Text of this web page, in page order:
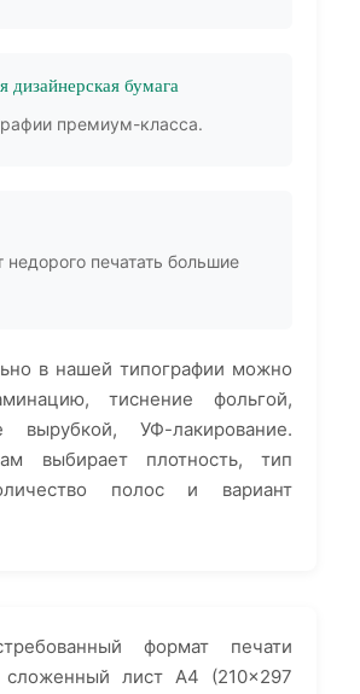
дизайнерская бумага
премиум-класса.
недорого печатать большие
в нашей типографии можно
тиснение фольгой,
вырубкой, УФ-лакирование.
выбирает плотность, тип
полос и вариант
формат печати
сложенный лист А4 (210×297